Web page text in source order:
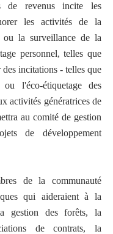
de revenus incite les
les activités de la
ou la surveillance de la
personnel, telles que
incitations - telles que
l'éco-étiquetage des
activités génératrices de
au comité de gestion
de développement
de la communauté
qui aideraient à la
gestion des forêts, la
de contrats, la